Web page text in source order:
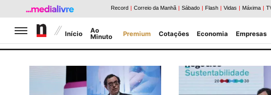
Jornal de Negócios
Início
Ao
Minuto
Premium Cotações Economia Empresas